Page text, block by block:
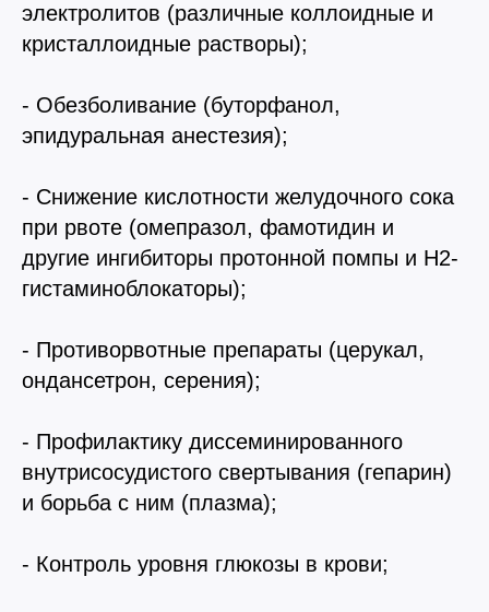
электролитов (различные коллоидные и
кристаллоидные растворы);
- Обезболивание (буторфанол,
эпидуральная анестезия);
- Снижение кислотности желудочного сока
при рвоте (омепразол, фамотидин и
другие ингибиторы протонной помпы и H2-
гистаминоблокаторы);
- Противорвотные препараты (церукал,
ондансетрон, серения);
- Профилактику диссеминированного
внутрисосудистого свертывания (гепарин)
и борьба с ним (плазма);
- Контроль уровня глюкозы в крови;